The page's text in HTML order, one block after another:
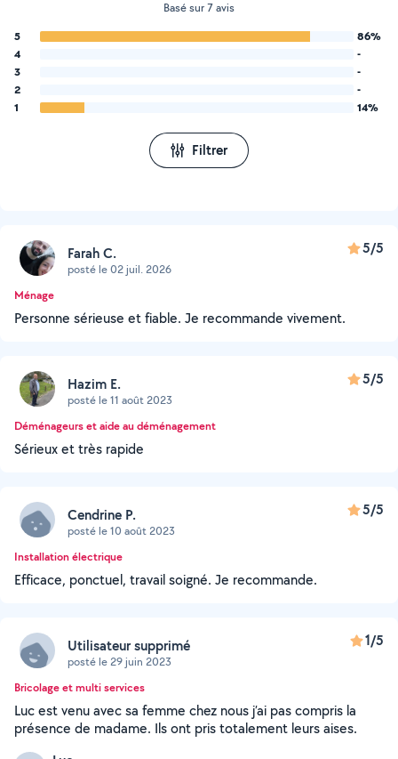
Basé sur 7 avis
5
86%
4
-
3
-
2
-
1
14%
Filtrer
Farah C.
posté le 02 juil. 2026
5/5
Ménage
Personne sérieuse et fiable. Je recommande vivement.
Hazim E.
posté le 11 août 2023
5/5
Déménageurs et aide au déménagement
Sérieux et très rapide
Cendrine P.
posté le 10 août 2023
5/5
Installation électrique
Efficace, ponctuel, travail soigné. Je recommande.
Utilisateur supprimé
posté le 29 juin 2023
1/5
Bricolage et multi services
Luc est venu avec sa femme chez nous j’ai pas compris la
présence de madame. Ils ont pris totalement leurs aises.